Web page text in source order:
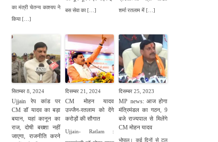
का मंत्री चेतन्य काश्यप ने
किया […]
बस सेवा का […]
शर्मा रतलाम में […]
सितम्बर 8, 2024
Ujjain रेप कांड पर
CM डॉ यादव का बड़ा
बयान, यहां कानून का
राज, दोषी बख्शा नहीं
जाएगा, राजनीति करने
दिसम्बर 21, 2024
CM मोहन यादव
उज्जैन-रतलाम को देंगे
करोड़ों की सौगात
Ujjain- Ratlam :
दिसम्बर 25, 2023
MP news: आज होगा
मंत्रिमंडल का गठन, 9
बजे राज्यपाल से मिलेंगे
CM मोहन यादव
भोपाल। कई दिनों से टल